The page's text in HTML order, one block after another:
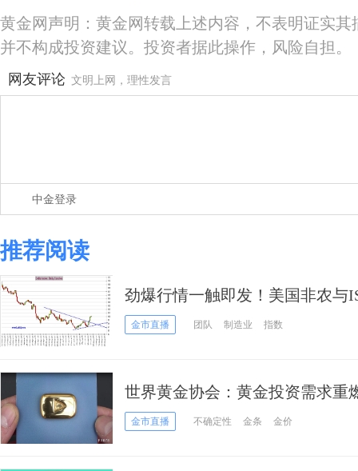
黄金网声明：黄金网转载上述内容，不表明证实
并不构成投资建议。投资者据此操作，风险自担。
网友评论 文明上网，理性发言
中金登录
推荐阅读
劲爆行情一触即发！美国非农与
数、日元、欧元、英镑、澳元和
金市直播 团队 制造业 指数
世界黄金协会：黄金投资需求重
金市直播 不确定性 金条 金价